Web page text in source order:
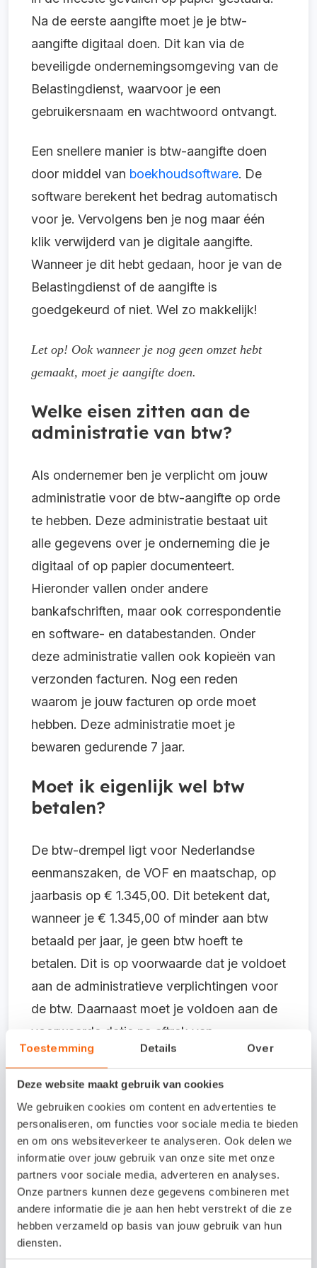
Toestemming Details Over
Deze website maakt gebruik van cookies
We gebruiken cookies om content en advertenties te
personaliseren, om functies voor sociale media te bieden
en om ons websiteverkeer te analyseren. Ook delen we
informatie over jouw gebruik van onze site met onze
partners voor sociale media, adverteren en analyses.
Onze partners kunnen deze gegevens combineren met
andere informatie die je aan hen hebt verstrekt of die ze
hebben verzameld op basis van jouw gebruik van hun
diensten.
Na de eerste aangifte moet je je btw-
aangifte digitaal doen. Dit kan via de
beveiligde ondernemingsomgeving van de
Belastingdienst, waarvoor je een
gebruikersnaam en wachtwoord ontvangt.
Een snellere manier is btw-aangifte doen
door middel van boekhoudsoftware. De
software berekent het bedrag automatisch
voor je. Vervolgens ben je nog maar één
klik verwijderd van je digitale aangifte.
Wanneer je dit hebt gedaan, hoor je van de
Belastingdienst of de aangifte is
goedgekeurd of niet. Wel zo makkelijk!
Let op! Ook wanneer je nog geen omzet hebt
gemaakt, moet je aangifte doen.
Welke eisen zitten aan de
administratie van btw?
Als ondernemer ben je verplicht om jouw
administratie voor de btw-aangifte op orde
te hebben. Deze administratie bestaat uit
alle gegevens over je onderneming die je
digitaal of op papier documenteert.
Hieronder vallen onder andere
bankafschriften, maar ook correspondentie
en software- en databestanden. Onder
deze administratie vallen ook kopieën van
verzonden facturen. Nog een reden
waarom je jouw facturen op orde moet
hebben. Deze administratie moet je
bewaren gedurende 7 jaar.
Moet ik eigenlijk wel btw
betalen?
De btw-drempel ligt voor Nederlandse
eenmanszaken, de VOF en maatschap, op
jaarbasis op € 1.345,00. Dit betekent dat,
wanneer je € 1.345,00 of minder aan btw
betaald per jaar, je geen btw hoeft te
betalen. Dit is op voorwaarde dat je voldoet
aan de administratieve verplichtingen voor
de btw. Daarnaast moet je voldoen aan de
voorwaarde datje na aftrek van
voorbelasting minder dan € 1.883,00 btw
per jaar betaald. (
*
Dit zijn de bedragen in
2017, check voor de volledigheid de actuele
bedragen in het jaar waarin je dit leest)
Welk btw-tarief moet ik
hanteren?
Er zijn verschillende tarieven voor btw. Het
standaardtarief dat over de meeste